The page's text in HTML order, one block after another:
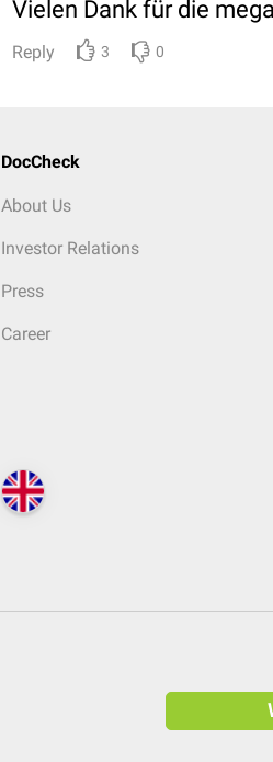
Vielen Dank für die
Reply 3 0
DocCheck
About Us
Investor Relations
Press
Career